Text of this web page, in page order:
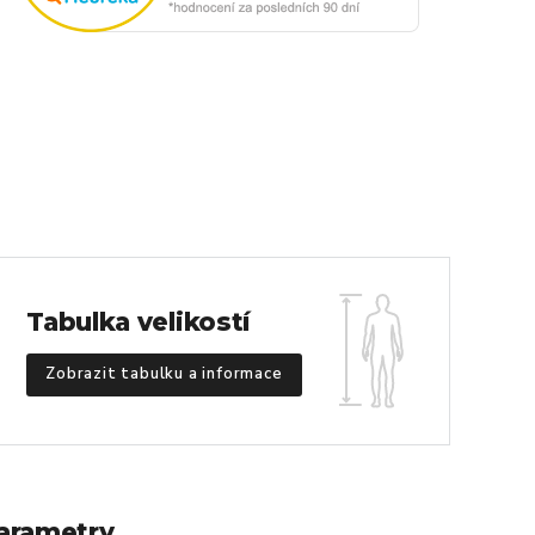
Tabulka velikostí
Zobrazit tabulku a informace